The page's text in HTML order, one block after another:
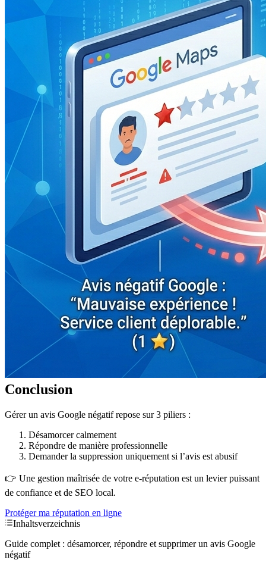
Conclusion
Gérer un avis Google négatif repose sur 3 piliers :
Désamorcer calmement
Répondre de manière professionnelle
Demander la suppression uniquement si l’avis est abusif
👉 Une gestion maîtrisée de votre e-réputation est un levier puissant
de confiance et de SEO local.
Protéger ma réputation en ligne
Inhaltsverzeichnis
Guide complet : désamorcer, répondre et supprimer un avis Google
négatif